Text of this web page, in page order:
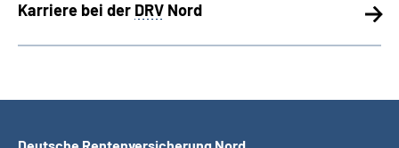
Karriere bei der DRV Nord